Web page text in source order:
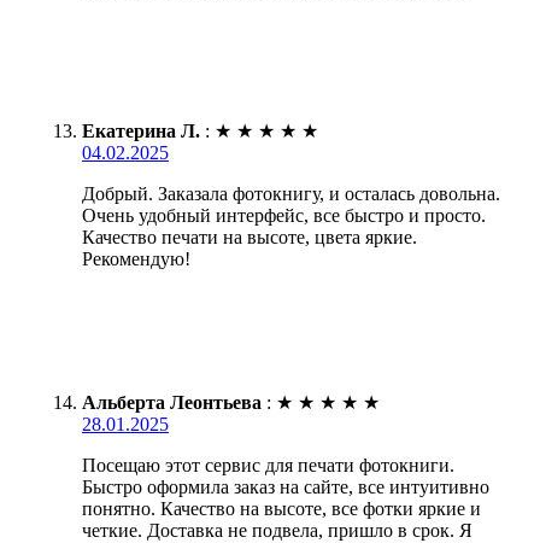
Екатерина Л. : ★ ★ ★ ★ ★
04.02.2025
Добрый. Заказала фотокнигу, и осталась довольна.
Очень удобный интерфейс, все быстро и просто.
Качество печати на высоте, цвета яркие.
Рекомендую!
Альберта Леонтьева : ★ ★ ★ ★ ★
28.01.2025
Посещаю этот сервис для печати фотокниги.
Быстро оформила заказ на сайте, все интуитивно
понятно. Качество на высоте, все фотки яркие и
четкие. Доставка не подвела, пришло в срок. Я